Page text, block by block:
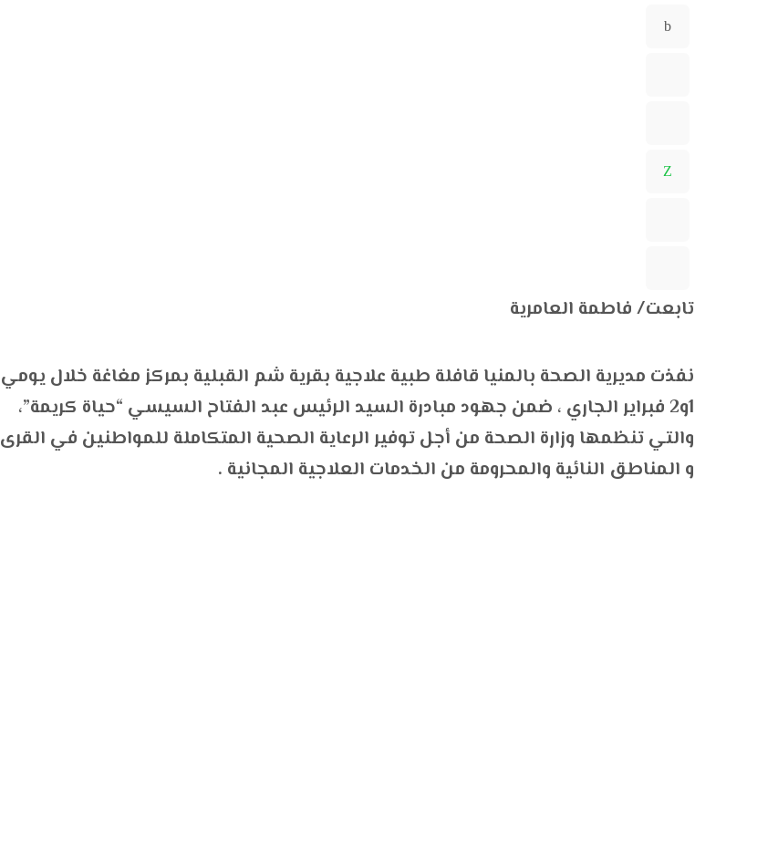
تابعت/ فاطمة العامرية
نفذت مديرية الصحة بالمنيا قافلة طبية علاجية بقرية شم القبلية بمركز مغاغة خلال يومي
1و2 فبراير الجاري ، ضمن جهود مبادرة السيد الرئيس عبد الفتاح السيسي “حياة كريمة”،
والتي تنظمها وزارة الصحة من أجل توفير الرعاية الصحية المتكاملة للمواطنين في القرى
و المناطق النائية والمحرومة من الخدمات العلاجية المجانية .